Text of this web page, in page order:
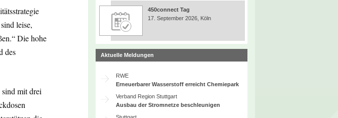
leise,
Die hohe
des
sind mit drei
450connect Tag
17. September 2026, Köln
Aktuelle Meldungen
RWE
Erneuerbarer Wasserstoff erreicht Chemiepark
Verband Region Stuttgart
Ausbau der Stromnetze beschleunigen
Stuttgart